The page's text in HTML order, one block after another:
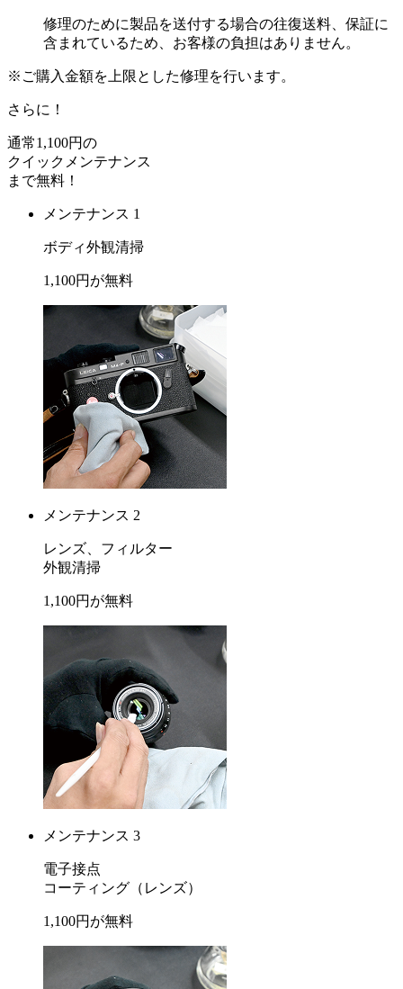
修理のために製品を送付する場合の往復送料、保証に
含まれているため、お客様の負担はありません。
※ご購入金額を上限とした修理を行います。
さらに！
通常1,100円の
クイックメンテナンス
まで無料 ！
メンテナンス 1
ボディ外観清掃
1,100円が無料
メンテナンス 2
レンズ、フィルター
外観清掃
1,100円が無料
メンテナンス 3
電子接点
コーティング （レンズ）
1,100円が無料